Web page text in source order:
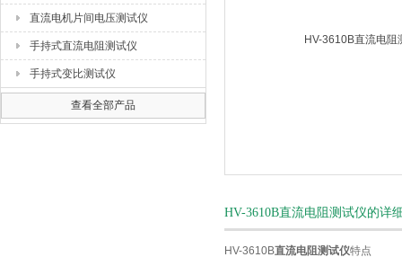
直流电机片间电压测试仪
手持式直流电阻测试仪
手持式变比测试仪
查看全部产品
HV-3610B直流电阻测试仪的详
HV-3610B直流电阻测试仪特点